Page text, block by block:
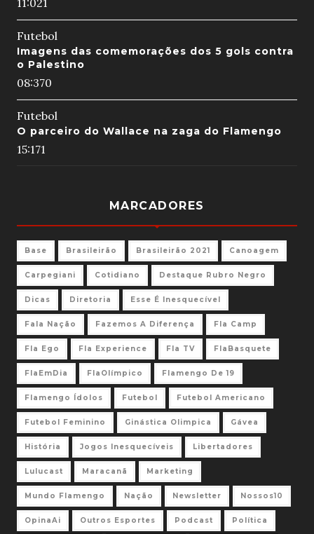
11:021
Futebol
Imagens das comemorações dos 5 gols contra
o Palestino
08:370
Futebol
O parceiro do Wallace na zaga do Flamengo
15:171
MARCADORES
Base Brasileirão Brasileirão 2021 Canoagem
Carpegiani Cotidiano Destaque Rubro Negro
Dicas Diretoria Esse É Inesquecível
Fala Nação Fazemos A Diferença Fla Camp
Fla Ego Fla Experience Fla TV FlaBasquete
FlaEmDia FlaOlímpico Flamengo De 19
Flamengo Ídolos Futebol Futebol Americano
Futebol Feminino Ginástica Olimpica Gávea
História Jogos Inesquecíveis Libertadores
Lulucast Maracanã Marketing
Mundo Flamengo Nação Newsletter Nossos10
OpinaAi Outros Esportes Podcast Política